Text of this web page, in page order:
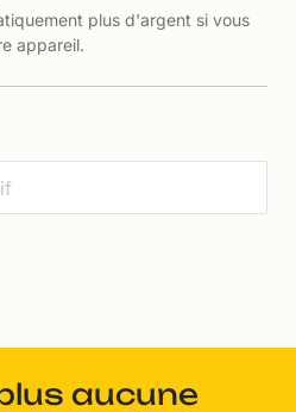
plus d'argent si vous
appareil.
aucune